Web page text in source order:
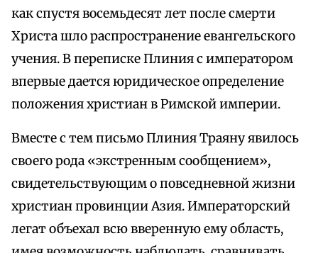
как спустя восемьдесят лет после смерти
Христа шло распространение евангельского
учения. В переписке Плиния с императором
впервые дается юридическое определение
положения христиан в Римской империи.
Вместе с тем письмо Плиния Траяну явилось
своего рода «экстренным сообщением»,
свидетельствующим о повседневной жизни
христиан провинции Азия. Императорский
легат объехал всю вверенную ему область,